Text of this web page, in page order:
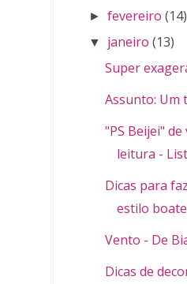
►fevereiro (14)
▼ janeiro (13)
Super
Assunto: Um
"PS Beijei"
leitura -
Dicas para
estilo boate
Vento - De
Dicas de